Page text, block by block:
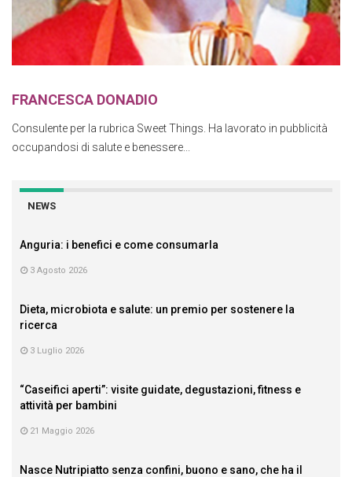
FRANCESCA DONADIO
Consulente per la rubrica Sweet Things. Ha lavorato in pubblicità
occupandosi di salute e benessere...
NEWS
Anguria: i benefici e come consumarla
3 Agosto 2026
Dieta, microbiota e salute: un premio per sostenere la
ricerca
3 Luglio 2026
“Caseifici aperti”: visite guidate, degustazioni, fitness e
attività per bambini
21 Maggio 2026
Nasce Nutripiatto senza confini, buono e sano, che ha il